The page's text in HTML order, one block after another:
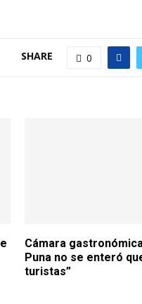
SHARE 0
Cámara
Puna no se enteró
turistas”